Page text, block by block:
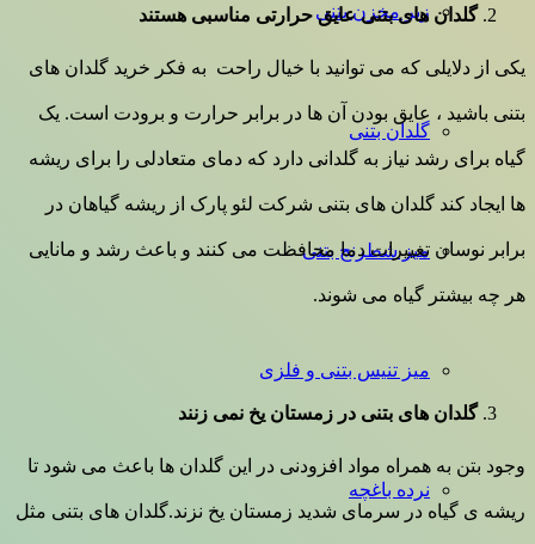
زیر مخزن بتنی
گلدان بتنی
میز شطرنج بتنی
میز تنیس بتنی و فلزی
نرده باغچه
گلدان های بتنی عایق حرارتی مناسبی هستند
یکی از دلایلی که می توانید با خیال راحت به فکر خرید گلدان های
بتنی باشید ، عایق بودن آن ها در برابر حرارت و برودت است. یک
گیاه برای رشد نیاز به گلدانی دارد که دمای متعادلی را برای ریشه
ها ایجاد کند گلدان های بتنی شرکت لئو پارک از ریشه گیاهان در
برابر نوسان تغییرات دما محافظت می کنند و باعث رشد و مانایی
هر چه بیشتر گیاه می شوند.
گلدان های بتنی در زمستان یخ نمی زنند
وجود بتن به همراه مواد افزودنی در این گلدان ها باعث می شود تا
ریشه ی گیاه در سرمای شدید زمستان یخ نزند.گلدان های بتنی مثل